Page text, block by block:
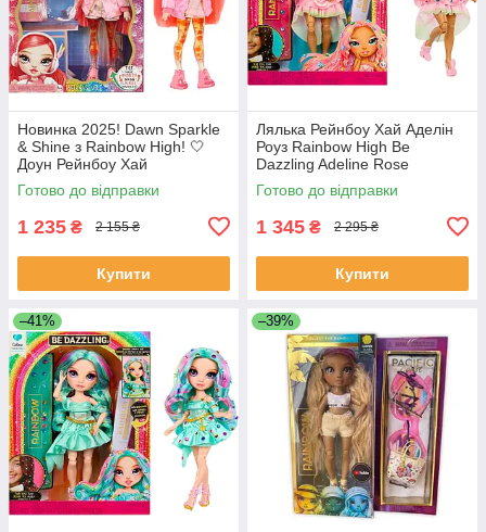
Новинка 2025! Dawn Sparkle
& Shine з Rainbow High! 🤍
Доун Рейнбоу Хай
Готово до відправки
1 235 ₴ 2 155 ₴
Купити
Лялька Рейнбоу Хай Аделін
Роуз Rainbow High Be
Dazzling Adeline Rose
Готово до відправки
1 345 ₴ 2 295 ₴
Купити
–41% –39%